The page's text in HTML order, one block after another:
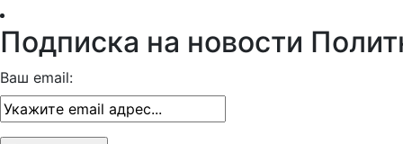
Подписка на новости
Ваш email: